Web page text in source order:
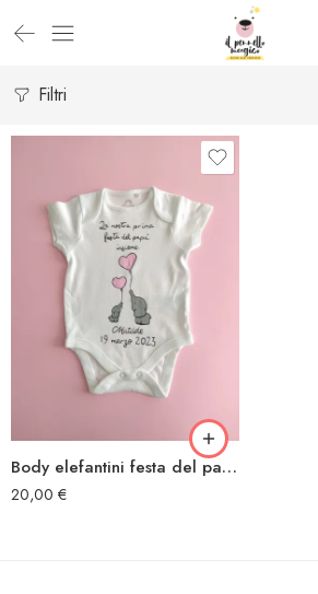
Filtri
Body elefantini festa del papà
20,00 €